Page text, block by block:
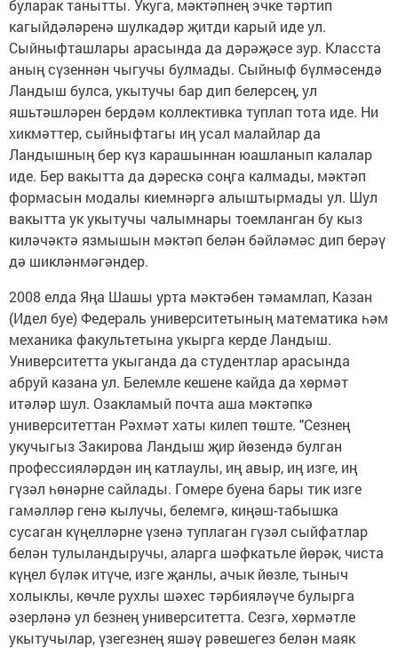
буларак танытты. Укуга, мәктәпнең эчке тәртип
кагыйдәләренә шулкадәр җитди карый иде ул.
Сыйныфташлары арасында да дәрәҗәсе зур. Класста
аның сүзеннән чыгучы булмады. Сыйныф бүлмәсендә
Ландыш булса, укытучы бар дип белерсең, ул
яшьтәшләрен бердәм коллективка туплап тота иде. Ни
хикмәттер, сыйныфтагы иң усал малайлар да
Ландышның бер күз карашыннан юашланып калалар
иде. Бер вакытта да дәрескә соңга калмады, мәктәп
формасын модалы киемнәргә алыштырмады ул. Шул
вакытта ук укытучы чалымнары тоемланган бу кыз
киләчәктә язмышын мәктәп белән бәйләмәс дип берәү
дә шикләнмәгәндер.
2008 елда Яңа Шашы урта мәктәбен тәмамлап, Казан
(Идел буе) Федераль университетының математика һәм
механика факультетына укырга керде Ландыш.
Университетта укыганда да студентлар арасында
абруй казана ул. Белемле кешене кайда да хөрмәт
итәләр шул. Озакламый почта аша мәктәпкә
университеттан Рәхмәт хаты килеп төште. "Сезнең
укучыгыз Закирова Ландыш җир йөзендә булган
профессияләрдән иң катлаулы, иң авыр, иң изге, иң
гүзәл һөнәрне сайлады. Гомере буена бары тик изге
гамәлләр генә кылучы, белемгә, киңәш-табышка
сусаган күңелләрне үзенә туплаган гүзәл сыйфатлар
белән тулыландыручы, аларга шәфкатьле йөрәк, чиста
күңел бүләк итүче, изге җанлы, ачык йөзле, тыныч
холыклы, көчле рухлы шәхес тәрбияләүче булырга
әзерләнә ул безнең университетта. Сезгә, хөрмәтле
укытучылар, үзегезнең яшәү рәвешегез белән маяк